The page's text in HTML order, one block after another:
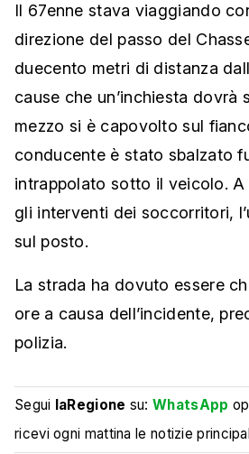
Il 67enne stava viaggiando
direzione del passo del
duecento metri di distanza
cause che un’inchiesta dovrà
mezzo si è capovolto sul
conducente è stato sbalzato
intrappolato sotto il veicolo. A
gli interventi dei soccorritori,
sul posto.
La strada ha dovuto essere
ore a causa dell’incidente,
polizia.
Segui laRegione su:WhatsApp
ricevi ogni mattina le notizie